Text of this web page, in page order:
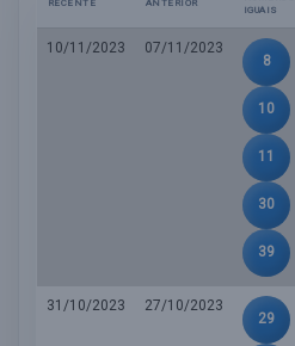
RECENTE ANTERIOR
IGUAIS
10/11/2023
07/11/2023
8
10
11
30
39
31/10/2023
27/10/2023
29